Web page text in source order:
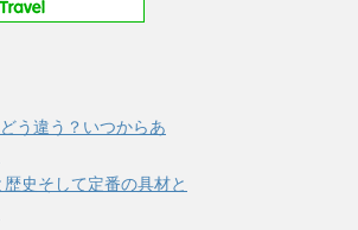
う違う？いつからあ
史そして定番の具材と